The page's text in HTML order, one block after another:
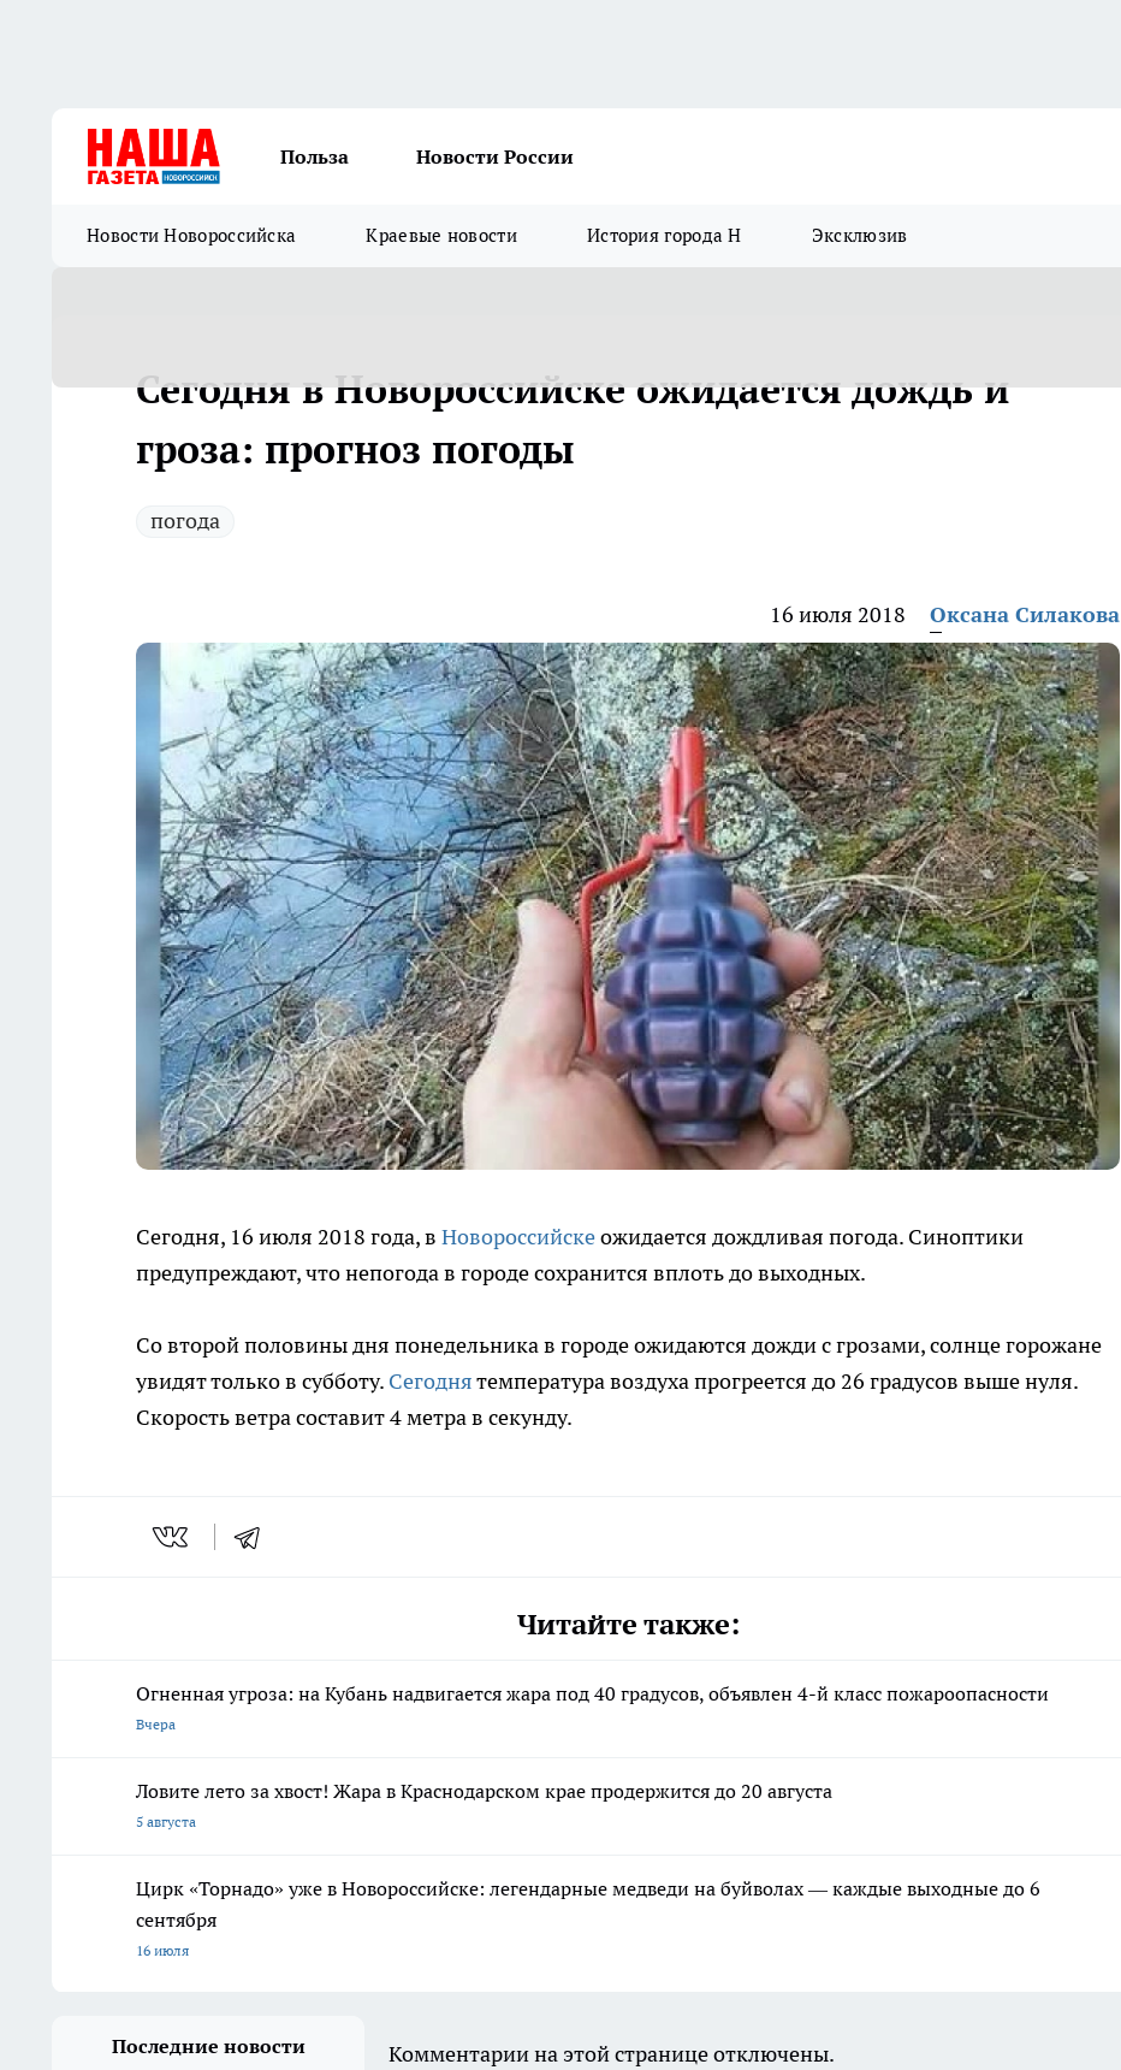
Польза Новости России
Новости Новороссийска Краевые новости История города Н Эксклюзив
Сегодня в Новороссийске ожидается дождь и
гроза: прогноз погоды
погода
16 июля 2018 Оксана Силакова
Сегодня, 16 июля 2018 года, в Новороссийскеожидается дождливая погода. Синоптики
предупреждают, что непогода в городе сохранится вплоть до выходных.
Со второй половины дня понедельника в городе ожидаются дожди с грозами, солнце горожане
увидят только в субботу. Сегоднятемпература воздуха прогреется до 26 градусов выше нуля.
Скорость ветра составит 4 метра в секунду.
Читайте также:
Огненная угроза: на Кубань надвигается жара под 40 градусов, объявлен 4-й класс пожароопасности
Вчера
Ловите лето за хвост! Жара в Краснодарском крае продержится до 20 августа
5 августа
Цирк «Торнадо» уже в Новороссийске: легендарные медведи на буйволах — каждые выходные до 6
сентября
16 июля
Последние новости Комментарии на этой странице отключены.